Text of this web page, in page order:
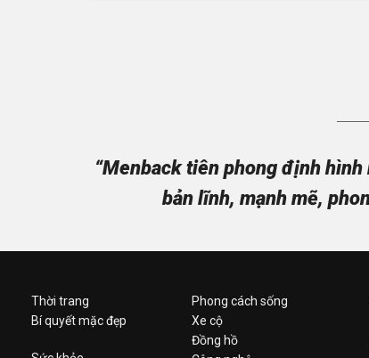
“Menback tiên phong định
bản lĩnh, mạnh mẽ,
Thời trang
Bí quyết mặc đẹp
Phong cách sống
Xe cộ
Đồng hồ